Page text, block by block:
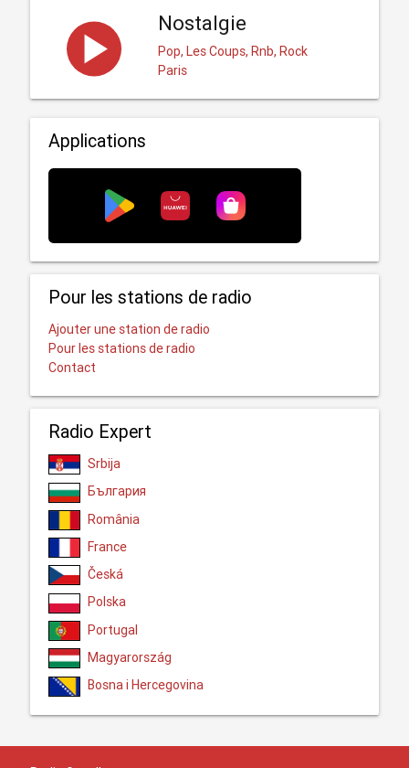
Nostalgie
Pop, Les Coups, Rnb, Rock
Paris
Applications
Pour les stations de radio
Ajouter une station de radio
Pour les stations de radio
Contact
Radio Expert
Srbija
България
România
France
Česká
Polska
Portugal
Magyarország
Bosna i Hercegovina